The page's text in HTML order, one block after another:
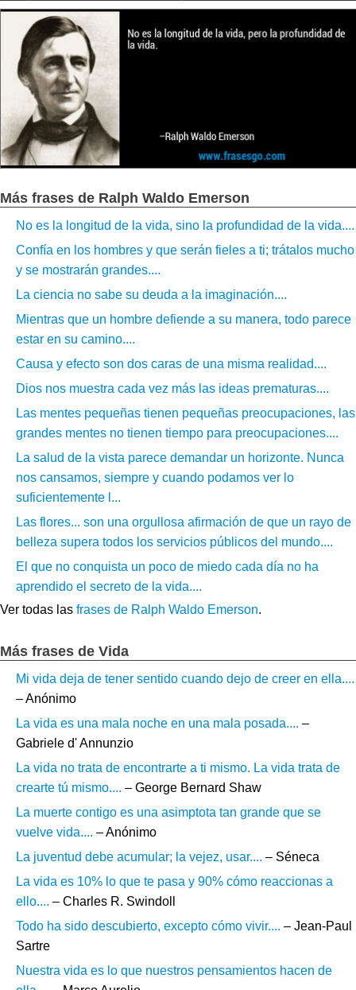
Más frases de Ralph Waldo Emerson
No es la longitud de la vida, sino la profundidad de la vida....
Confía en los hombres y que serán fieles a ti; trátalos mucho
y se mostrarán grandes....
La ciencia no sabe su deuda a la imaginación....
Mientras que un hombre defiende a su manera, todo parece
estar en su camino....
Causa y efecto son dos caras de una misma realidad....
Dios nos muestra cada vez más las ideas prematuras....
Las mentes pequeñas tienen pequeñas preocupaciones, las
grandes mentes no tienen tiempo para preocupaciones....
La salud de la vista parece demandar un horizonte. Nunca
nos cansamos, siempre y cuando podamos ver lo
suficientemente l...
Las flores... son una orgullosa afirmación de que un rayo de
belleza supera todos los servicios públicos del mundo....
El que no conquista un poco de miedo cada día no ha
aprendido el secreto de la vida....
Ver todas las frases de Ralph Waldo Emerson.
Más frases de Vida
Mi vida deja de tener sentido cuando dejo de creer en ella....
– Anónimo
La vida es una mala noche en una mala posada.... –
Gabriele d' Annunzio
La vida no trata de encontrarte a ti mismo. La vida trata de
crearte tú mismo.... – George Bernard Shaw
La muerte contigo es una asimptota tan grande que se
vuelve vida.... – Anónimo
La juventud debe acumular; la vejez, usar.... – Séneca
La vida es 10% lo que te pasa y 90% cómo reaccionas a
ello.... – Charles R. Swindoll
Todo ha sido descubierto, excepto cómo vivir.... – Jean-Paul
Sartre
Nuestra vida es lo que nuestros pensamientos hacen de